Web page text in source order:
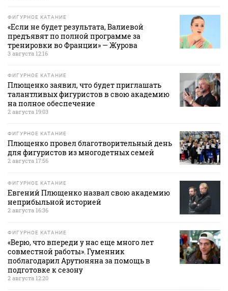
ФИГУРНОЕ КАТАНИЕ
«Если не будет результата, Валиевой
предъявят по полной программе за
тренировки во Франции» — Журова
3 августа 12:16
ФИГУРНОЕ КАТАНИЕ
Плющенко заявил, что будет приглашать
талантливых фигуристов в свою академию
на полное обеспечение
2 августа 19:03
ФИГУРНОЕ КАТАНИЕ
Плющенко провел благотворительный день
для фигуристов из многодетных семей
2 августа 17:56
ФИГУРНОЕ КАТАНИЕ
Евгений Плющенко назвал свою академию
неприбыльной историей
2 августа 16:36
ФИГУРНОЕ КАТАНИЕ
«Верю, что впереди у нас еще много лет
совместной работы». Гуменник
поблагодарил Арутюняна за помощь в
подготовке к сезону
2 августа 12:20